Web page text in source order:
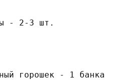
- 2-3 шт.
горошек - 1 банка